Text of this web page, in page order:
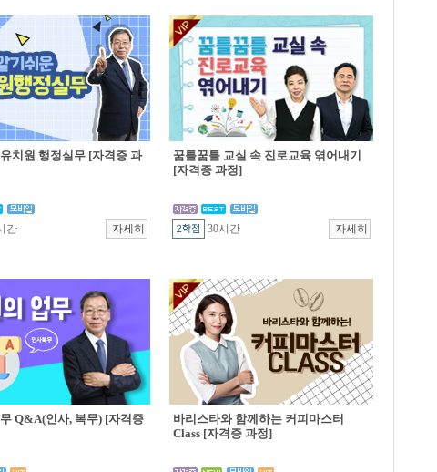
치원 행정실무 [자격증 과
간
꿈틀꿈틀 교실 속 진로교육 엮어내기
[자격증 과정]
30시간
Q&A(인사, 복무) [자격증
바리스타와 함께하는 커피마스터
Class [자격증 과정]